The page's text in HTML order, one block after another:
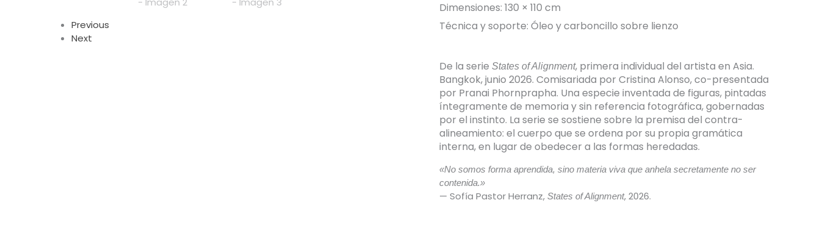
Previous
Next
Dimensiones: 130 × 110 cm
Técnica y soporte: Óleo y carboncillo sobre lienzo
De la serie States of Alignment, primera individual del artista en Asia.
Bangkok, junio 2026. Comisariada por Cristina Alonso, co-presentada
por Pranai Phornprapha. Una especie inventada de figuras, pintadas
íntegramente de memoria y sin referencia fotográfica, gobernadas
por el instinto. La serie se sostiene sobre la premisa del contra-
alineamiento: el cuerpo que se ordena por su propia gramática
interna, en lugar de obedecer a las formas heredadas.
«No somos forma aprendida, sino materia viva que anhela secretamente no ser
contenida.»
— Sofía Pastor Herranz, States of Alignment, 2026.